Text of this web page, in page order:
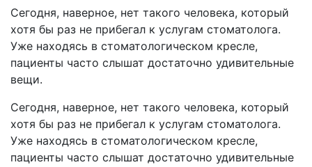
Сегодня, наверное, нет такого человека, который
хотя бы раз не прибегал к услугам стоматолога.
Уже находясь в стоматологическом кресле,
пациенты часто слышат достаточно удивительные
вещи.
Сегодня, наверное, нет такого человека, который
хотя бы раз не прибегал к услугам стоматолога.
Уже находясь в стоматологическом кресле,
пациенты часто слышат достаточно удивительные